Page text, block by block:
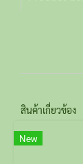
สินค้าเกี่ยวข้อง
New